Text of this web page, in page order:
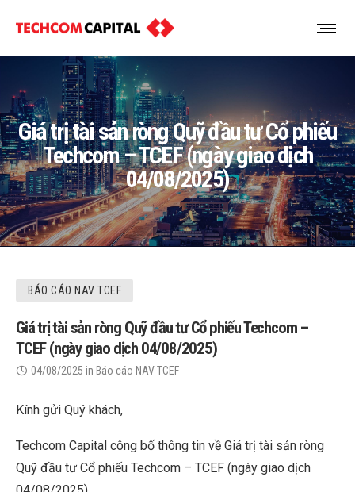
Giá trị tài sản ròng Quỹ đầu tư Cổ phiếu
Techcom – TCEF (ngày giao dịch
04/08/2025)
BÁO CÁO NAV TCEF
Giá trị tài sản ròng Quỹ đầu tư Cổ phiếu Techcom –
TCEF (ngày giao dịch 04/08/2025)
04/08/2025 in Báo cáo NAV TCEF
Kính gửi Quý khách,
Techcom Capital công bố thông tin về Giá trị tài sản ròng
Quỹ đầu tư Cổ phiếu Techcom – TCEF (ngày giao dịch